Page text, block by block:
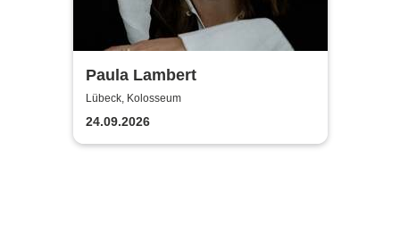
Paula Lambert
Lübeck, Kolosseum
24.09.2026